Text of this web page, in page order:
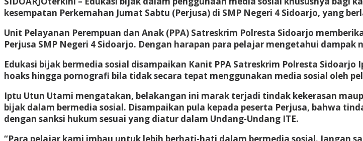
kesempatan Perkemahan Jumat Sabtu (Perjusa) di SMP Negeri 4 Sidoarjo, yang
Unit Pelayanan Perempuan dan Anak (PPA) Satreskrim Polresta Sidoarjo
Perjusa SMP Negeri 4 Sidoarjo. Dengan harapan para pelajar mengetahui
Edukasi bijak bermedia sosial disampaikan Kanit PPA Satreskrim Polresta
hoaks hingga pornografi bila tidak secara tepat menggunakan media sosial oleh
Iptu Utun Utami mengatakan, belakangan ini marak terjadi tindak kekerasan
bijak dalam bermedia sosial. Disampaikan pula kepada peserta Perjusa, bahwa
dengan sanksi hukum sesuai yang diatur dalam Undang-Undang ITE.
“Para pelajar kami imbau untuk lebih berhati-hati dalam bermedia sosial. Jangan